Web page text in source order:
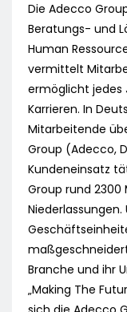
Die Adecco
Beratungs- und
Human
vermittelt
ermöglicht jedes
Karrieren. In
Mitarbeitende
Group (Adecco,
Kundeneinsatz
Group rund
Branche und ihr
„Making The